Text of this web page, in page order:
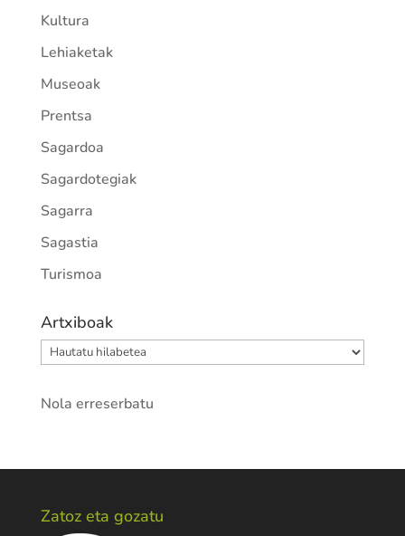
Kultura
Lehiaketak
Museoak
Prentsa
Sagardoa
Sagardotegiak
Sagarra
Sagastia
Turismoa
Artxiboak
Artxiboak
Nola erreserbatu
Zatoz eta gozatu